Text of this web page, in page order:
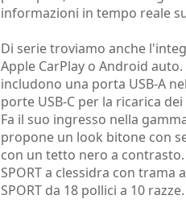
informazioni in tempo reale
Di serie troviamo anche
Apple CarPlay o Android
includono una porta USB-A
porte USB-C per la ricarica
Fa il suo ingresso nella
propone un look bitone con
con un tetto nero a
SPORT a clessidra con trama
SPORT da 18 pollici a 10 razze.